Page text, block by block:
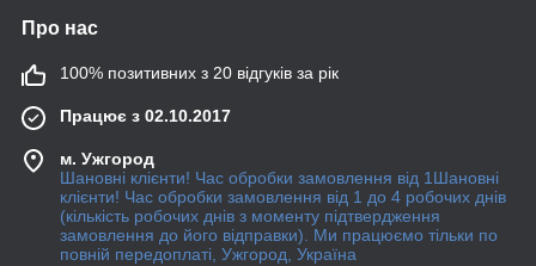
Про нас
100% позитивних з 20 відгуків за рік
Працює з 02.10.2017
м. Ужгород
Шановні клієнти! Час обробки замовлення від 1Шановні
клієнти! Час обробки замовлення від 1 до 4 робочих днів
(кількість робочих днів з моменту підтвердження
замовлення до його відправки). Ми працюємо тільки по
повній передоплаті, Ужгород, Україна